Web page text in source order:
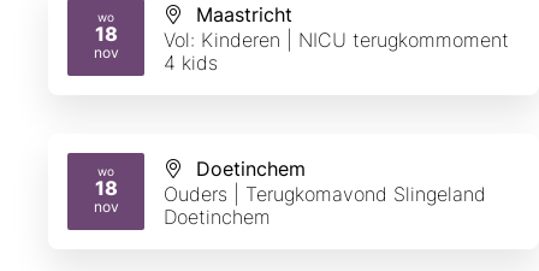
wo
18
nov
2026
Maastricht
Vol: Kinderen | NICU terugkommoment
4 kids
wo
18
nov
2026
Doetinchem
Ouders | Terugkomavond Slingeland
Doetinchem